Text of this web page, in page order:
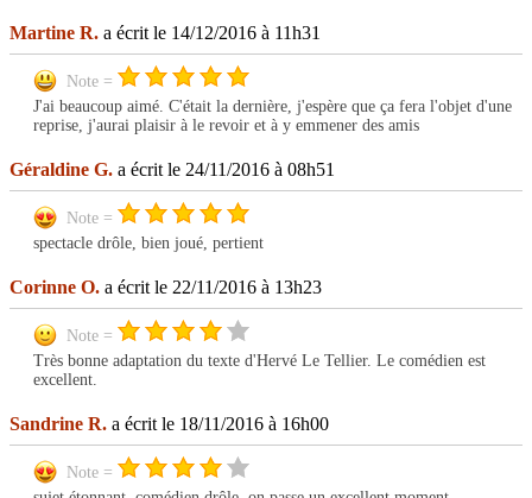
Martine R. a écrit le 14/12/2016 à 11h31
Note =
J'ai beaucoup aimé. C'était la dernière, j'espère que ça fera l'objet d'une
reprise, j'aurai plaisir à le revoir et à y emmener des amis
Géraldine G. a écrit le 24/11/2016 à 08h51
Note =
spectacle drôle, bien joué, pertient
Corinne O. a écrit le 22/11/2016 à 13h23
Note =
Très bonne adaptation du texte d'Hervé Le Tellier. Le comédien est
excellent.
Sandrine R. a écrit le 18/11/2016 à 16h00
Note =